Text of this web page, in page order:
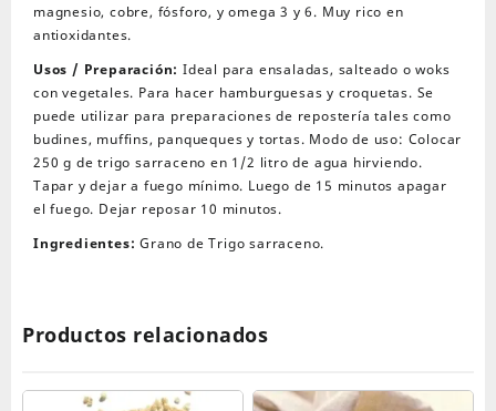
magnesio, cobre, fósforo, y omega 3 y 6. Muy rico en
antioxidantes.
Usos / Preparación: Ideal para ensaladas, salteado o woks
con vegetales. Para hacer hamburguesas y croquetas. Se
puede utilizar para preparaciones de repostería tales como
budines, muffins, panqueques y tortas. Modo de uso: Colocar
250 g de trigo sarraceno en 1/2 litro de agua hirviendo.
Tapar y dejar a fuego mínimo. Luego de 15 minutos apagar
el fuego. Dejar reposar 10 minutos.
Ingredientes: Grano de Trigo sarraceno.
Productos relacionados